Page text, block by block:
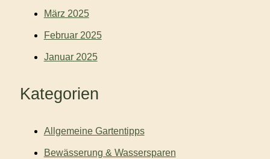
März 2025
Februar 2025
Januar 2025
Kategorien
Allgemeine Gartentipps
Bewässerung & Wassersparen